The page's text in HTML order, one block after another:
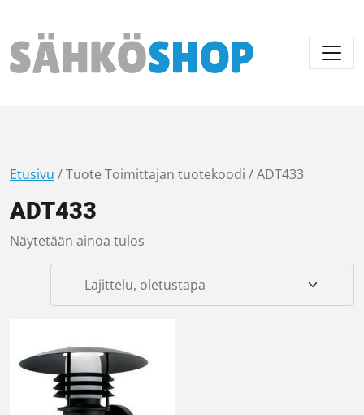
Päävalikko
Etusivu / Tuote Toimittajan tuotekoodi / ADT433
ADT433
Näytetään ainoa tulos